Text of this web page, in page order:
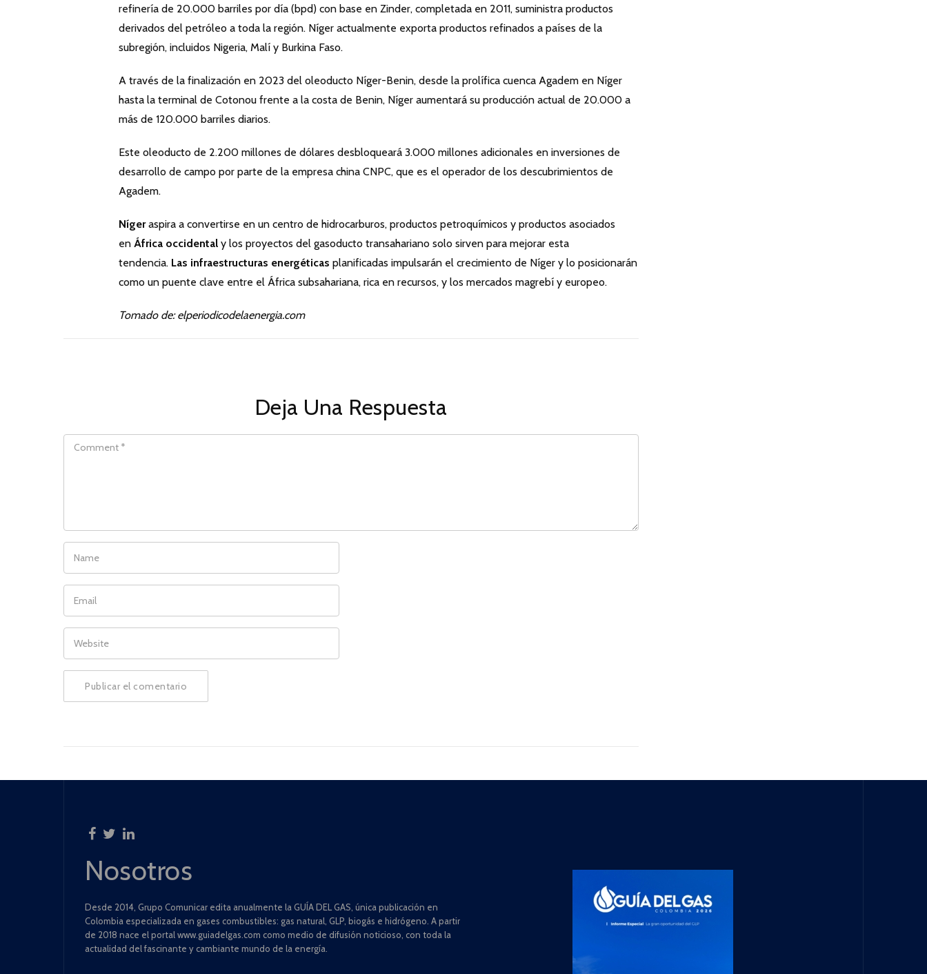
refinería de 20.000 barriles por día (bpd) con base en Zinder, completada en 2011, suministra productos
derivados del petróleo a toda la región. Níger actualmente exporta productos refinados a países de la
subregión, incluidos Nigeria, Malí y Burkina Faso.
A través de la finalización en 2023 del oleoducto Níger-Benin, desde la prolífica cuenca Agadem en Níger
hasta la terminal de Cotonou frente a la costa de Benin, Níger aumentará su producción actual de 20.000 a
más de 120.000 barriles diarios.
Este oleoducto de 2.200 millones de dólares desbloqueará 3.000 millones adicionales en inversiones de
desarrollo de campo por parte de la empresa china CNPC, que es el operador de los descubrimientos de
Agadem.
Nígeraspira a convertirse en un centro de hidrocarburos, productos petroquímicos y productos asociados
en África occidental y los proyectos del gasoducto transahariano solo sirven para mejorar esta
tendencia. Las infraestructuras energéticas planificadas impulsarán el crecimiento de Níger y lo posicionarán
como un puente clave entre el África subsahariana, rica en recursos, y los mercados magrebí y europeo.
Tomado de: elperiodicodelaenergia.com
Deja Una Respuesta
Nosotros
Desde 2014, Grupo Comunicar edita anualmente la GUÍA DEL GAS, única publicación en
Colombia especializada en gases combustibles: gas natural, GLP, biogás e hidrógeno. A partir
de 2018 nace el portal www.guiadelgas.com como medio de difusión noticioso, con toda la
actualidad del fascinante y cambiante mundo de la energía.